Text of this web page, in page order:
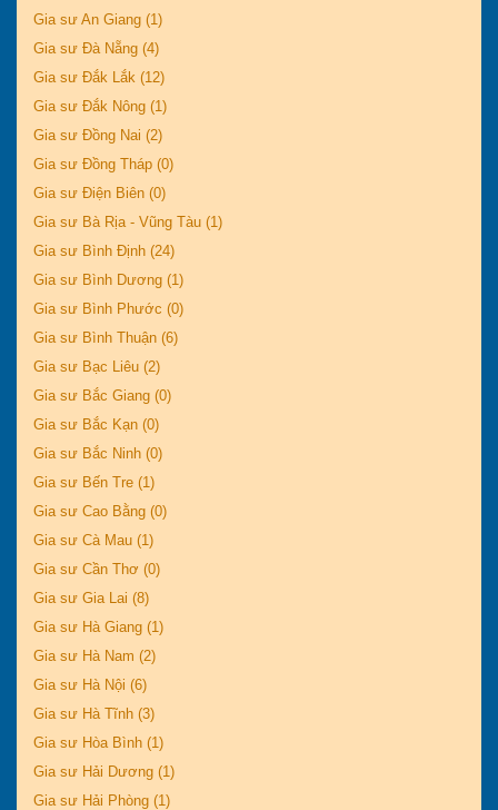
Gia sư An Giang (1)
Gia sư Đà Nẵng (4)
Gia sư Đắk Lắk (12)
Gia sư Đắk Nông (1)
Gia sư Đồng Nai (2)
Gia sư Đồng Tháp (0)
Gia sư Điện Biên (0)
Gia sư Bà Rịa - Vũng Tàu (1)
Gia sư Bình Định (24)
Gia sư Bình Dương (1)
Gia sư Bình Phước (0)
Gia sư Bình Thuận (6)
Gia sư Bạc Liêu (2)
Gia sư Bắc Giang (0)
Gia sư Bắc Kạn (0)
Gia sư Bắc Ninh (0)
Gia sư Bến Tre (1)
Gia sư Cao Bằng (0)
Gia sư Cà Mau (1)
Gia sư Cần Thơ (0)
Gia sư Gia Lai (8)
Gia sư Hà Giang (1)
Gia sư Hà Nam (2)
Gia sư Hà Nội (6)
Gia sư Hà Tĩnh (3)
Gia sư Hòa Bình (1)
Gia sư Hải Dương (1)
Gia sư Hải Phòng (1)